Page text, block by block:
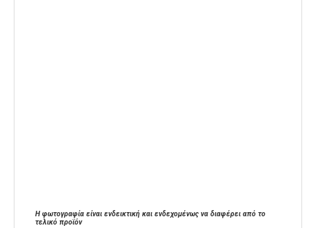
Η φωτογραφία είναι ενδεικτική και ενδεχομένως να διαφέρει από το
τελικό προϊόν